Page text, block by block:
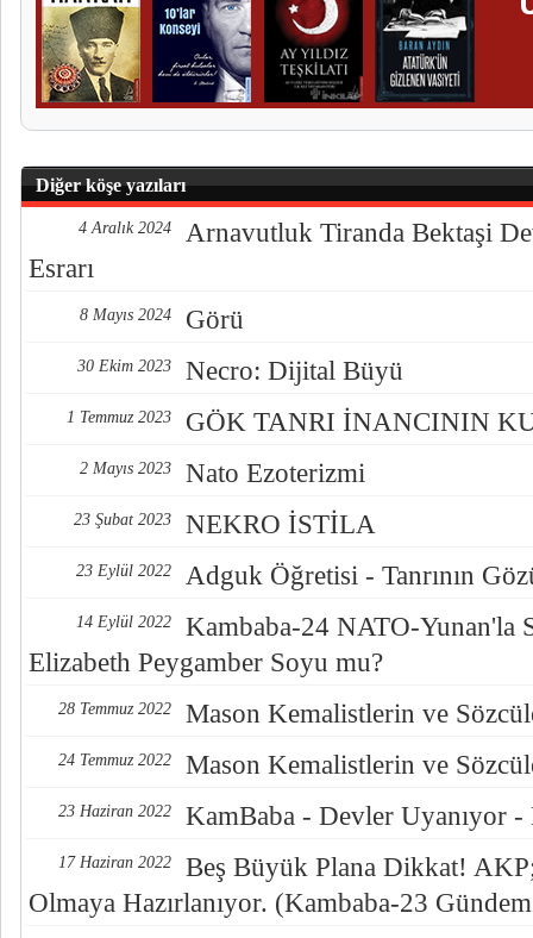
Diğer köşe yazıları
4 Aralık 2024
Arnavutluk Tiranda Bektaşi
Esrarı
8 Mayıs 2024 Görü
30 Ekim 2023 Necro: Dijital Büyü
1 Temmuz 2023 GÖK TANRI İNANCININ
2 Mayıs 2023 Nato Ezoterizmi
23 Şubat 2023 NEKRO İSTİLA
23 Eylül 2022 Adguk Öğretisi - Tanrının
14 Eylül 2022
Kambaba-24 NATO-Yunan'la
Elizabeth Peygamber Soyu mu?
28 Temmuz 2022 Mason Kemalistlerin ve
24 Temmuz 2022 Mason Kemalistlerin ve
23 Haziran 2022 KamBaba - Devler Uyanıyor
17 Haziran 2022
Beş Büyük Plana Dikkat!
Olmaya Hazırlanıyor. (Kambaba-23